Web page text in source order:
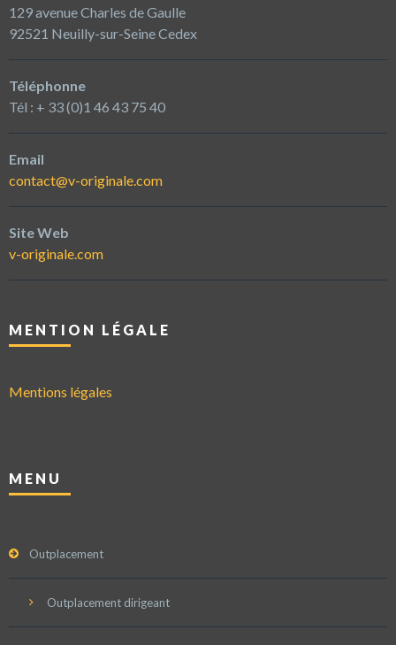
129 avenue Charles de Gaulle
92521 Neuilly-sur-Seine Cedex
Téléphonne
Tél : + 33 (0)1 46 43 75 40
Email
contact@v-originale.com
Site Web
v-originale.com
MENTION LÉGALE
Mentions légales
MENU
Outplacement
Outplacement dirigeant